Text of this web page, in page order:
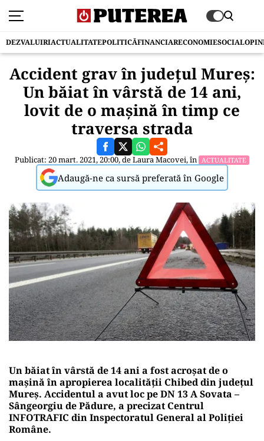
DEZVALUIRIACTUALITATEPOLITICĂFINANCIARECONOMIESOCIAL
Accident grav în județul Mureș:
Un băiat în vârstă de 14 ani,
lovit de o mașină în timp ce
traversa strada
Publicat: 20 mart. 2021, 20:00, deLaura Macovei, în ACTUALITATE
Adaugă-ne ca sursă preferată în Google
Un băiat în vârstă de 14 ani a fost acroșat de o
mașină în apropierea localității Chibed din județul
Mureș. Accidentul a avut loc pe DN 13 A Sovata –
Sângeorgiu de Pădure, a precizat Centrul
INFOTRAFIC din Inspectoratul General al Poliției
Române.